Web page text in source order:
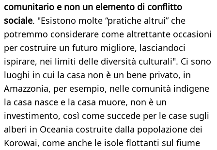
comunitario e non un elemento di conflitto
sociale. "Esistono molte “pratiche altrui” che
potremmo considerare come altrettante occasioni
per costruire un futuro migliore, lasciandoci
ispirare, nei limiti delle diversità culturali". Ci sono
luoghi in cui la casa non è un bene privato, in
Amazzonia, per esempio, nelle comunità indigene
la casa nasce e la casa muore, non è un
investimento, così come succede per le case sugli
alberi in Oceania costruite dalla popolazione dei
Korowai, come anche le isole flottanti sul fiume